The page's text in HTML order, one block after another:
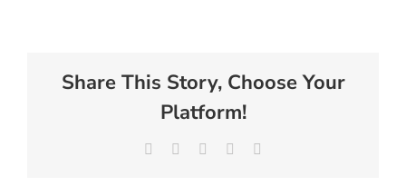
Share This Story, Choose Your
Platform!
Facebook LinkedInWhatsApp